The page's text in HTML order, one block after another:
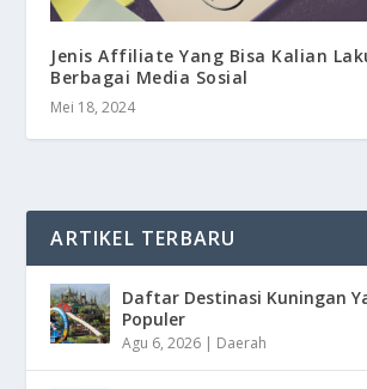
Jenis Affiliate Yang Bisa Kalian
Berbagai Media Sosial
Mei 18, 2024
ARTIKEL TERBARU
Daftar Destinasi Kuningan
Populer
Agu 6, 2026 | Daerah